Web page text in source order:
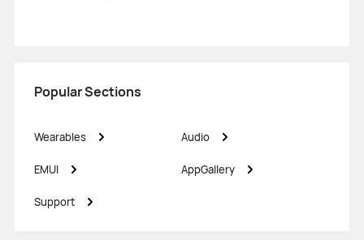
Popular Sections
Wearables Audio
EMUI AppGallery
Support